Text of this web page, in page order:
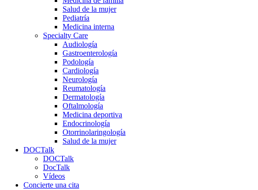
Salud de la mujer
Pediatría
Medicina interna
Specialty Care
Audiología
Gastroenterología
Podología
Cardiología
Neurología
Reumatología
Dermatología
Oftalmología
Medicina deportiva
Endocrinología
Otorrinolaringología
Salud de la mujer
DOCTalk
DOCTalk
DocTalk
Vídeos
Concierte una cita